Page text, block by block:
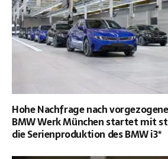
Hohe Nachfrage nach
BMW Werk München startet mit
die Serienproduktion des BMW i3*